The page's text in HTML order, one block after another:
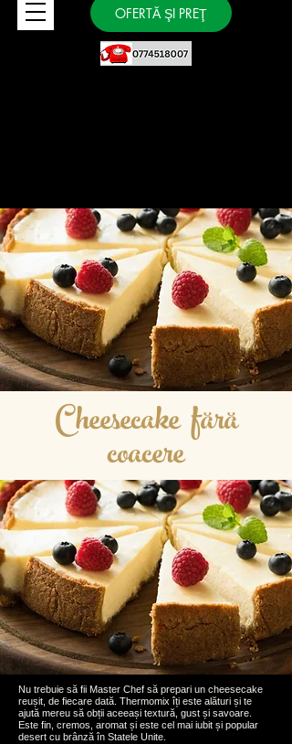
OFERTĂ ŞI PREŢ
Cheesecakefără
coacere
Nu trebuie să fii Master Chef să prepari un cheesecake
reușit, de fiecare dată. Thermomix îți este alături și te
ajută mereu să obții aceeași textură, gust și savoare.
Este fin, cremos, aromat și este cel mai iubit și popular
desert cu brânză în Statele Unite.